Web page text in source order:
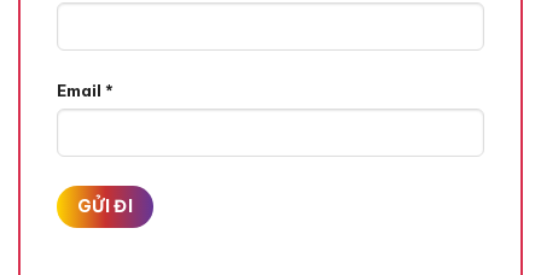
Email *